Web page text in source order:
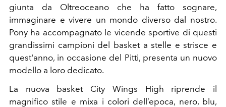
giunta da Oltreoceano che ha fatto sognare,
immaginare e vivere un mondo diverso dal nostro.
Pony ha accompagnato le vicende sportive di questi
grandissimi campioni del basket a stelle e strisce e
quest'anno, in occasione del Pitti, presenta un nuovo
modello a loro dedicato.
La nuova basket City Wings High riprende il
magnifico stile e mixa i colori dell’epoca, nero, blu,